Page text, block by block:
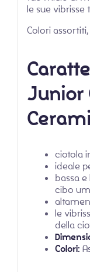
le sue vibrisse
Colori
Junior
ciotola
ideale
bassa
cibo
le
della
Colori: